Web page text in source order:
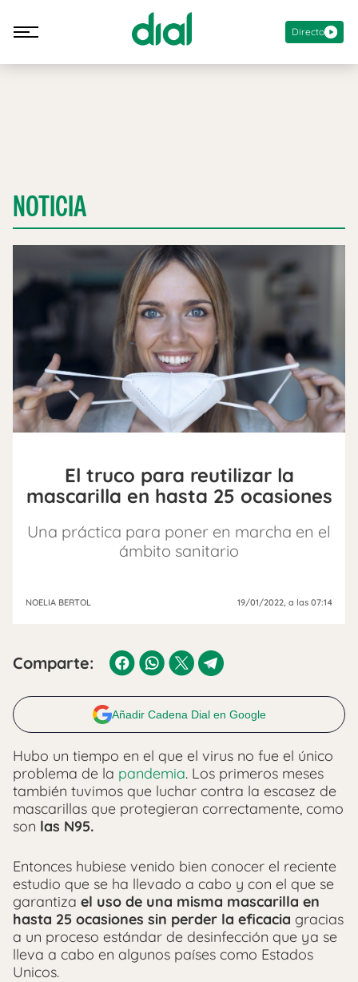
Directo
NOTICIA
El truco para reutilizar la
mascarilla en hasta 25 ocasiones
Una práctica para poner en marcha en el
ámbito sanitario
NOELIA BERTOL 19/01/2022, a las 07:14
Comparte:
Añadir Cadena Dial en Google
Hubo un tiempo en el que el virus no fue el único
problema de la pandemia. Los primeros meses
también tuvimos que luchar contra la escasez de
mascarillas que protegieran correctamente, como
son las N95.
Entonces hubiese venido bien conocer el reciente
estudio que se ha llevado a cabo y con el que se
garantiza el uso de una misma mascarilla en
hasta 25 ocasiones sin perder la eficacia gracias
a un proceso estándar de desinfección que ya se
lleva a cabo en algunos países como Estados
Unicos.